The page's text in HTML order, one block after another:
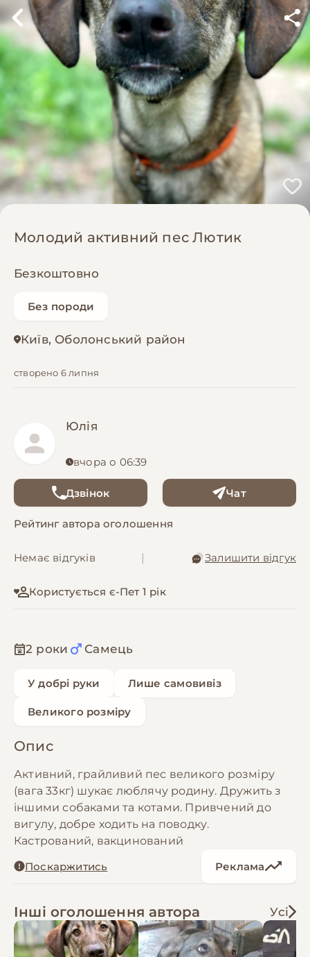
Молодий активний пес Лютик
Безкоштовно
Без породи
Київ, Оболонський район
створено 6 липня
Юлiя
вчора о 06:39
Дзвінок Чат
Рейтинг автора оголошення
Немає відгуків Залишити відгук
Користується є-Пет 1 рік
2 роки Самець
У добрі руки Лише самовивіз
Великого розміру
Опис
Активний, грайливий пес великого розмiру
(вага 33кг) шукає люблячу родину. Дружить з
iншими собаками та котами. Привчений до
вигулу, добре ходить на поводку.
Кастрований, вакцинований
Поскаржитись
Реклама
Інші оголошення автора Усі